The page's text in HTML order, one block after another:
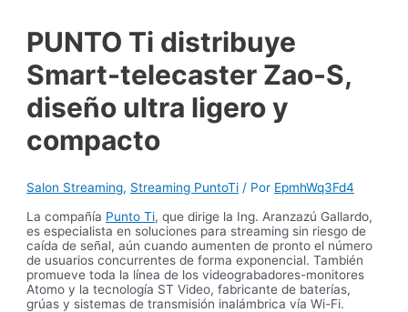
PUNTO Ti distribuye
Smart-telecaster Zao-S,
diseño ultra ligero y
compacto
Salon Streaming, Streaming PuntoTi / Por EpmhWq3Fd4
La compañía Punto Ti, que dirige la Ing. Aranzazú Gallardo,
es especialista en soluciones para streaming sin riesgo de
caída de señal, aún cuando aumenten de pronto el número
de usuarios concurrentes de forma exponencial. También
promueve toda la línea de los videograbadores-monitores
Atomo y la tecnología ST Video, fabricante de baterías,
grúas y sistemas de transmisión inalámbrica vía Wi-Fi.